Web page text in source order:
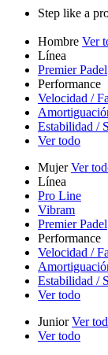
Step like a
Hombre Ver
Línea
Premier Padel
Performance
Velocidad /
Estabilidad /
Ver todo
MujerVer
Línea
Pro Line
Vibram
Premier Padel
Performance
Velocidad /
Estabilidad /
Ver todo
JuniorVer
Ver todo